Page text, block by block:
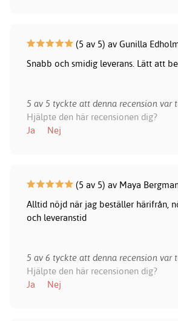
(5 av 5) av Gunilla
Snabb och smidig leverans. Lätt att
5 av 5 tyckte att denna recension var
Hjälpte den här recensionen dig?
Ja
Nej
(5 av 5) av Maya
Alltid nöjd när jag beställer härifrån,
och leveranstid
5 av 6 tyckte att denna recension var
Hjälpte den här recensionen dig?
Ja
Nej